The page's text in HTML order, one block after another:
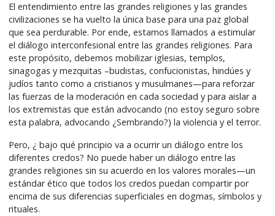
El entendimiento entre las grandes religiones y las grandes
civilizaciones se ha vuelto la única base para una paz global
que sea perdurable. Por ende, estamos llamados a estimular
el diálogo interconfesional entre las grandes religiones. Para
este propósito, debemos mobilizar iglesias, templos,
sinagogas y mezquitas –budistas, confucionistas, hindúes y
judíos tanto como a cristianos y musulmanes—para reforzar
las fuerzas de la moderación en cada sociedad y para aislar a
los extremistas que están advocando (no estoy seguro sobre
esta palabra, advocando ¿Sembrando?) la violencia y el terror.
Pero, ¿ bajo qué principio va a ocurrir un diálogo entre los
diferentes credos? No puede haber un diálogo entre las
grandes religiones sin su acuerdo en los valores morales—un
estándar ético que todos los credos puedan compartir por
encima de sus diferencias superficiales en dogmas, símbolos y
rituales.